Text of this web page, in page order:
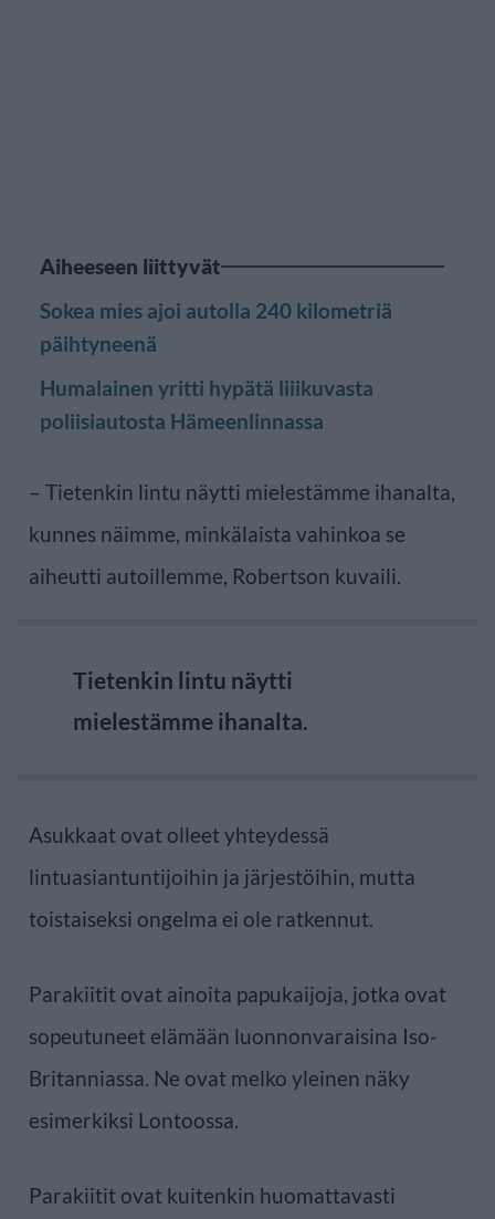
Aiheeseen liittyvät
Sokea mies ajoi autolla 240 kilometriä
päihtyneenä
Humalainen yritti hypätä liiikuvasta
poliisiautosta Hämeenlinnassa
– Tietenkin lintu näytti mielestämme ihanalta,
kunnes näimme, minkälaista vahinkoa se
aiheutti autoillemme, Robertson kuvaili.
Tietenkin lintu näytti
mielestämme ihanalta.
Asukkaat ovat olleet yhteydessä
lintuasiantuntijoihin ja järjestöihin, mutta
toistaiseksi ongelma ei ole ratkennut.
Parakiitit ovat ainoita papukaijoja, jotka ovat
sopeutuneet elämään luonnonvaraisina Iso-
Britanniassa. Ne ovat melko yleinen näky
esimerkiksi Lontoossa.
Parakiitit ovat kuitenkin huomattavasti